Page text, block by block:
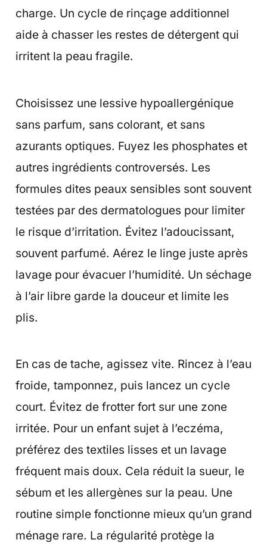
charge. Un cycle de rinçage additionnel
aide à chasser les restes de détergent qui
irritent la peau fragile.
Choisissez une lessive hypoallergénique
sans parfum, sans colorant, et sans
azurants optiques. Fuyez les phosphates et
autres ingrédients controversés. Les
formules dites peaux sensibles sont souvent
testées par des dermatologues pour limiter
le risque d’irritation. Évitez l’adoucissant,
souvent parfumé. Aérez le linge juste après
lavage pour évacuer l’humidité. Un séchage
à l’air libre garde la douceur et limite les
plis.
En cas de tache, agissez vite. Rincez à l’eau
froide, tamponnez, puis lancez un cycle
court. Évitez de frotter fort sur une zone
irritée. Pour un enfant sujet à l’eczéma,
préférez des textiles lisses et un lavage
fréquent mais doux. Cela réduit la sueur, le
sébum et les allergènes sur la peau. Une
routine simple fonctionne mieux qu’un grand
ménage rare. La régularité protège la